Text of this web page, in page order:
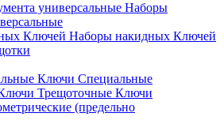
Наборы
Наборы накидных Ключей
Ключи Специальные
Трещоточные Ключи